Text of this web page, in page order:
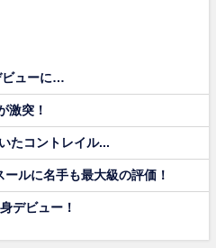
ビューに…
激突！
たコントレイル...
ールに名手も最大級の評価！
デビュー！